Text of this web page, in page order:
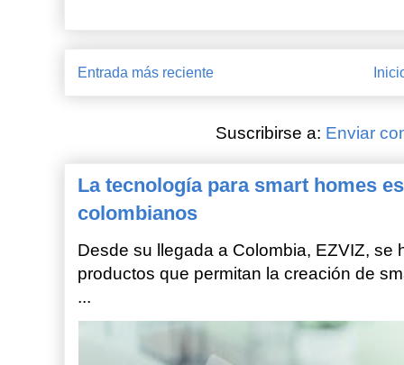
Entrada más reciente
Suscribirse a: Enviar
La tecnología para smart homes
colombianos
Desde su llegada a Colombia, EZVIZ, se
productos que permitan la creación de
...